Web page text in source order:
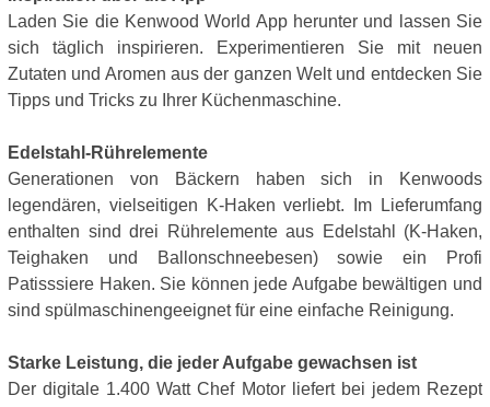
Laden Sie die Kenwood World App herunter und lassen Sie
sich täglich inspirieren. Experimentieren Sie mit neuen
Zutaten und Aromen aus der ganzen Welt und entdecken Sie
Tipps und Tricks zu Ihrer Küchenmaschine.
Edelstahl-Rührelemente
Generationen von Bäckern haben sich in Kenwoods
legendären, vielseitigen K-Haken verliebt. Im Lieferumfang
enthalten sind drei Rührelemente aus Edelstahl (K-Haken,
Teighaken und Ballonschneebesen) sowie ein Profi
Patisssiere Haken. Sie können jede Aufgabe bewältigen und
sind spülmaschinengeeignet für eine einfache Reinigung.
Starke Leistung, die jeder Aufgabe gewachsen ist
Der digitale 1.400 Watt Chef Motor liefert bei jedem Rezept